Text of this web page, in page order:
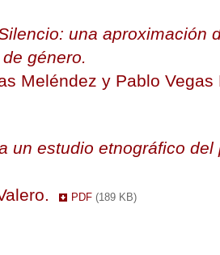
una aproximación
género.
Meléndez y Pablo Vegas
un estudio etnográfico del
PDF(189 KB)